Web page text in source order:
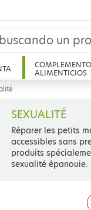
ALIMENTICIOS
SEXUALITÉ
Réparer les petits
accessibles sans
produits
sexualité épanouie.